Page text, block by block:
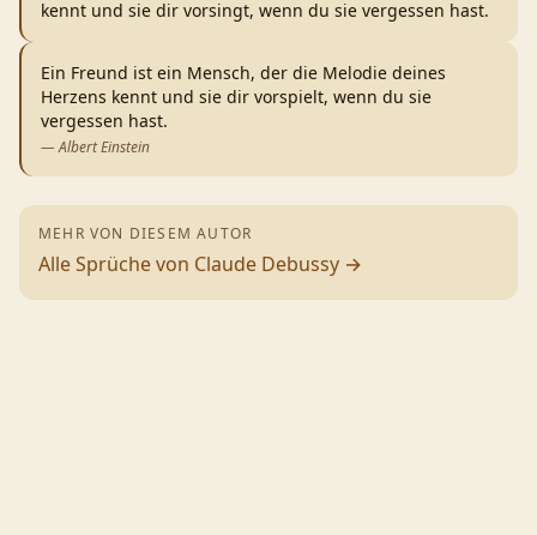
kennt und sie dir vorsingt, wenn du sie vergessen hast.
Ein Freund ist ein Mensch, der die Melodie deines
Herzens kennt und sie dir vorspielt, wenn du sie
vergessen hast.
—Albert Einstein
MEHR VON DIESEM AUTOR
Alle Sprüche von Claude Debussy →